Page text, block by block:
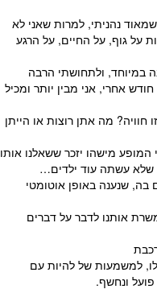
נהניתי, למרות שאני לא
על גוף, על החיים, על הרגע
במיוחד, ולתחושתי הרבה
אחרי, אני מבין יותר ומכיל
מה אתן רוצות או הייתן
מישהו יזכר ששאלנו אותו
שלא עשתה עוד ילדים…
שנענה באופן אוטומטי
אותנו לדבר על דברים
למשמעות של להיות עם
ונחשף.